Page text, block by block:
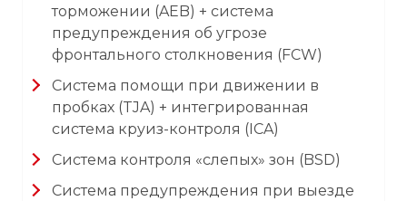
торможении (AEB) + система
предупреждения об угрозе
фронтального столкновения (FCW)
Система помощи при движении в
пробках (TJA) + интегрированная
система круиз-контроля (ICA)
Система контроля «слепых» зон (BSD)
Система предупреждения при выезде